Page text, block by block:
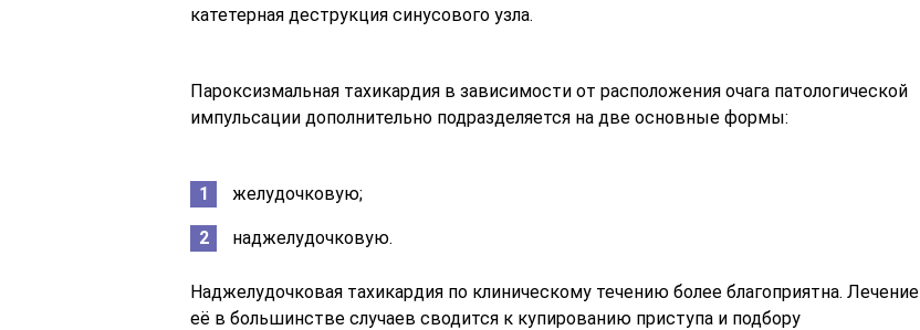
катетерная деструкция синусового узла.
Пароксизмальная тахикардия в зависимости от расположения очага патологической
импульсации дополнительно подразделяется на две основные формы:
желудочковую;
наджелудочковую.
Наджелудочковая тахикардия по клиническому течению более благоприятна. Лечение
её в большинстве случаев сводится к купированию приступа и подбору